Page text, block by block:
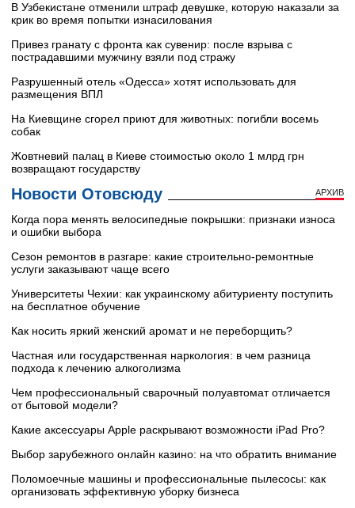
В Узбекистане отменили штраф девушке, которую наказали за
крик во время попытки изнасилования
Привез гранату с фронта как сувенир: после взрыва с
пострадавшими мужчину взяли под стражу
Разрушенный отель «Одесса» хотят использовать для
размещения ВПЛ
На Киевщине сгорел приют для животных: погибли восемь
собак
Жовтневий палац в Киеве стоимостью около 1 млрд грн
возвращают государству
Новости Отовсюду АРХИВ
Когда пора менять велосипедные покрышки: признаки износа
и ошибки выбора
Сезон ремонтов в разгаре: какие строительно-ремонтные
услуги заказывают чаще всего
Университеты Чехии: как украинскому абитуриенту поступить
на бесплатное обучение
Как носить яркий женский аромат и не переборщить?
Частная или государственная наркология: в чем разница
подхода к лечению алкоголизма
Чем профессиональный сварочный полуавтомат отличается
от бытовой модели?
Какие аксессуары Apple раскрывают возможности iPad Pro?
Выбор зарубежного онлайн казино: на что обратить внимание
Поломоечные машины и профессиональные пылесосы: как
организовать эффективную уборку бизнеса